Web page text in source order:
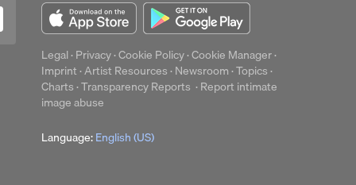
Legal·Privacy·Cookie Policy·Cookie Manager·
Imprint·Artist Resources·Newsroom·Topics·
Charts·Transparency Reports ·Report intimate
image abuse
Language:English (US)